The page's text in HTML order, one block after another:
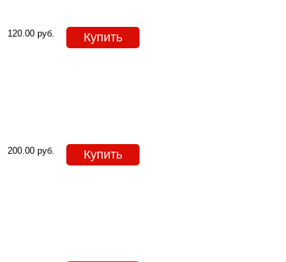
120.00 руб. Купить
200.00 руб. Купить